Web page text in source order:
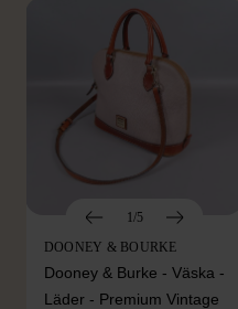
1/5
DOONEY & BOURKE
Dooney & Burke - Väska -
Läder - Premium Vintage